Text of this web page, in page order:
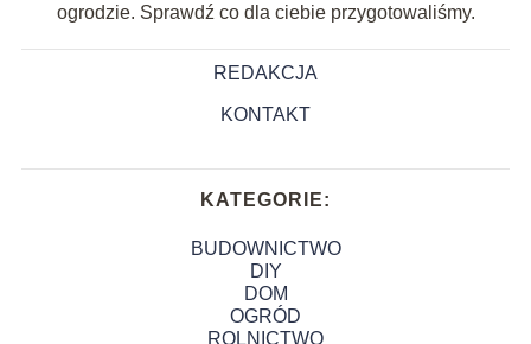
ogrodzie. Sprawdź co dla ciebie przygotowaliśmy.
REDAKCJA
KONTAKT
KATEGORIE:
BUDOWNICTWO
DIY
DOM
OGRÓD
ROLNICTWO